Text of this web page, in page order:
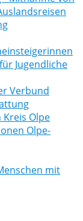
Jugendliche
Verbund
Kreis Olpe
Olpe-
mit